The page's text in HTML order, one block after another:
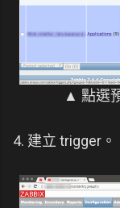
▲ 點選
4. 建立 trigger。